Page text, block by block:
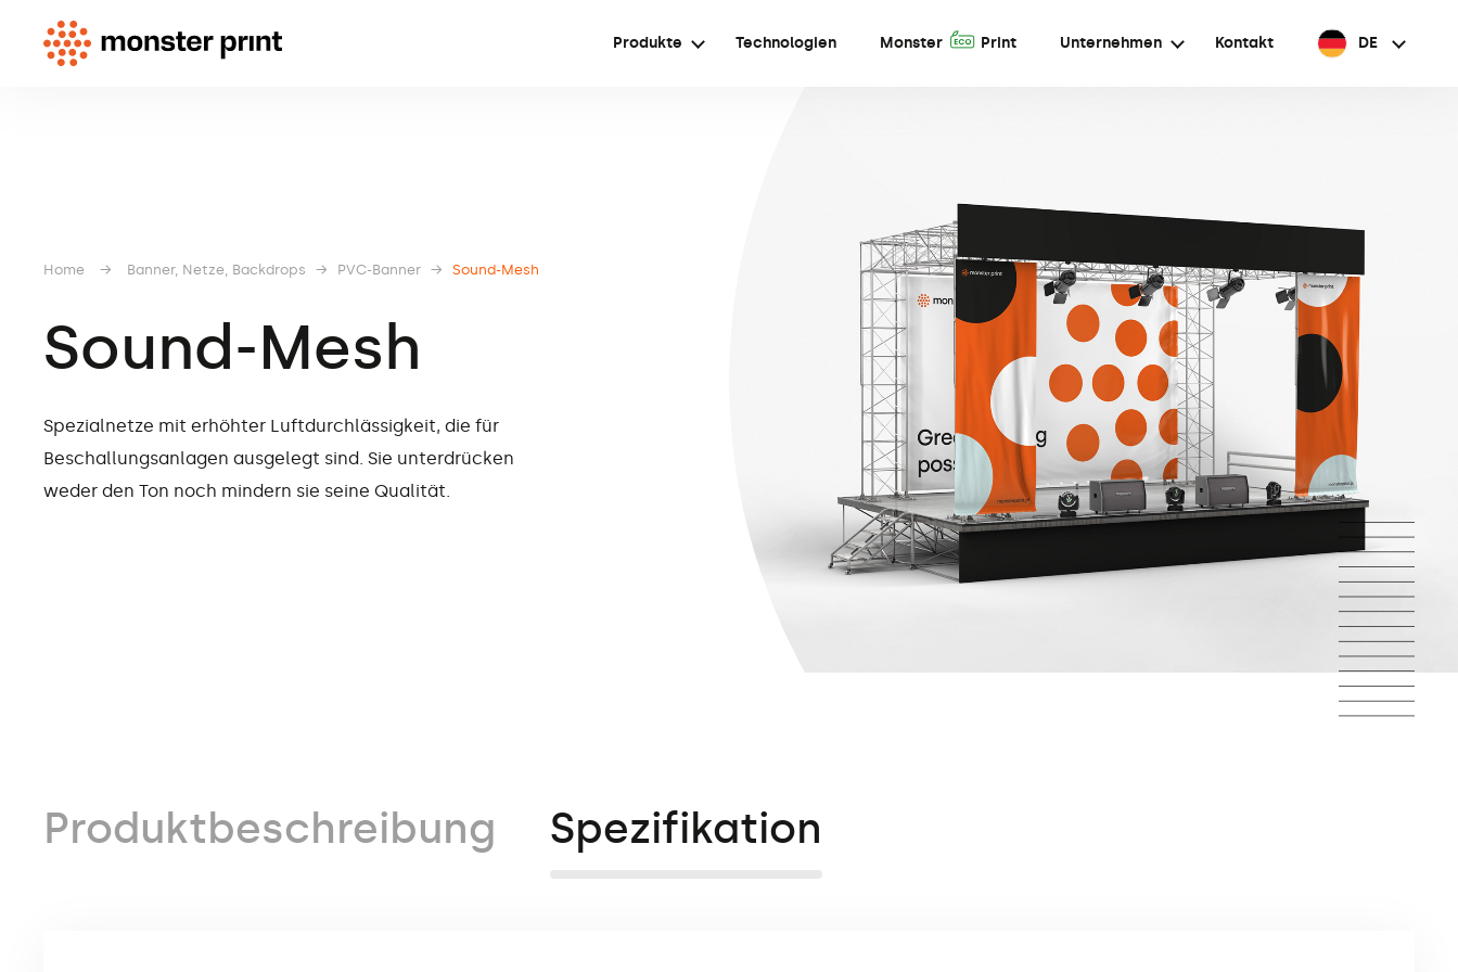
Produkte Technologien Monster A Print Unternehmen Kontakt DE
Home → Banner, Netze, Backdrops → PVC-Banner → Sound-Mesh
Sound-Mesh
Spezialnetze mit erhöhter Luftdurchlässigkeit, die für
Beschallungsanlagen ausgelegt sind. Sie unterdrücken
weder den Ton noch mindern sie seine Qualität.
Produktbeschreibung Spezifikation